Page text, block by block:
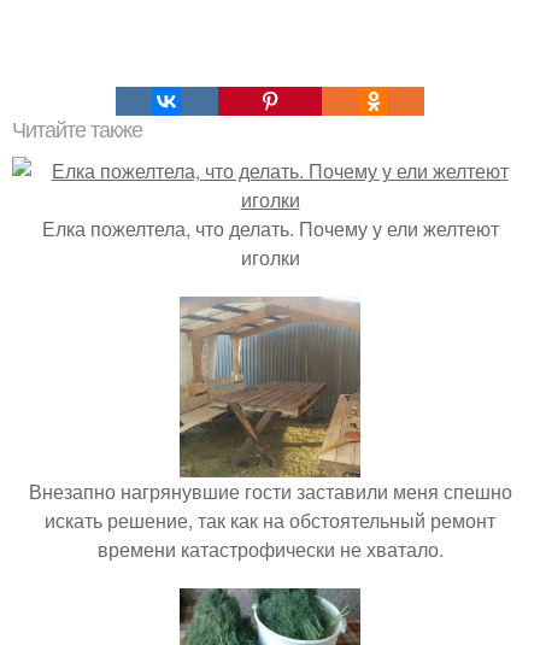
Читайте также
Елка пожелтела, что делать. Почему у ели желтеют
иголки
Внезапно нагрянувшие гости заставили меня спешно
искать решение, так как на обстоятельный ремонт
времени катастрофически не хватало.